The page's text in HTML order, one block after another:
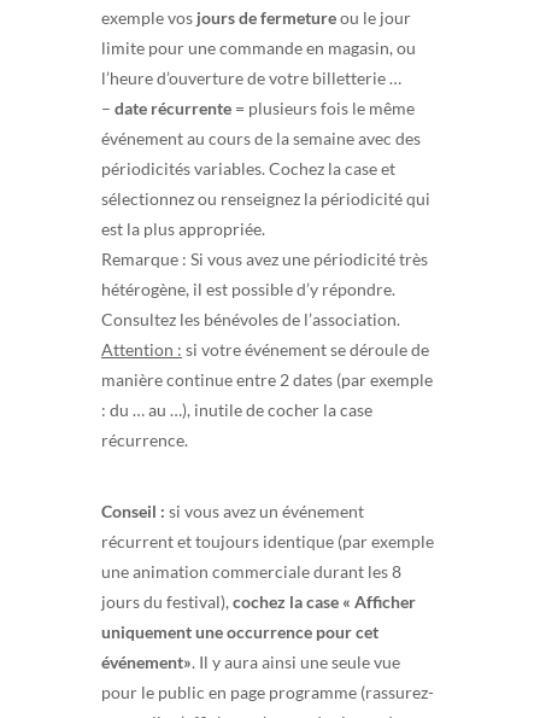
exemple vos jours de fermetureou le jour
limite pour une commande en magasin, ou
l’heure d’ouverture de votre billetterie …
– date récurrente = plusieurs fois le même
événement au cours de la semaine avec des
périodicités variables. Cochez la case et
sélectionnez ou renseignez la périodicité qui
est la plus appropriée.
Remarque : Si vous avez une périodicité très
hétérogène, il est possible d’y répondre.
Consultez les bénévoles de l’association.
Attention : si votre événement se déroule de
manière continue entre 2 dates (par exemple
: du … au …), inutile de cocher la case
récurrence.
Conseil : si vous avez un événement
récurrent et toujours identique (par exemple
une animation commerciale durant les 8
jours du festival), cochez la case « Afficher
uniquement une occurrence pour cet
événement». Il y aura ainsi une seule vue
pour le public en page programme (rassurez-